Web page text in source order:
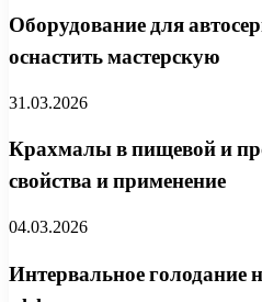
Оборудование для
оснастить мастерскую
31.03.2026
Крахмалы в пищевой и
свойства и применение
04.03.2026
Интервальное голодание